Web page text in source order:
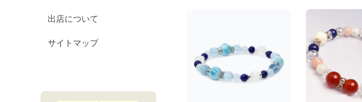
出店について
サイトマップ